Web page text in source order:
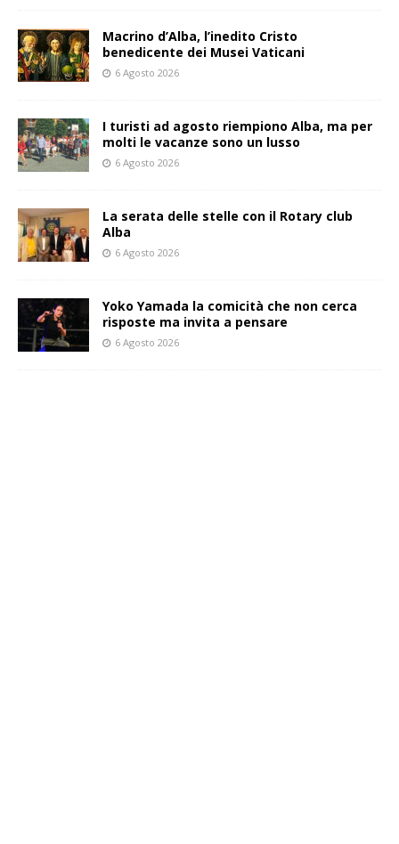
Macrino d’Alba, l’inedito Cristo
benedicente dei Musei Vaticani
6 Agosto 2026
I turisti ad agosto riempiono Alba, ma per
molti le vacanze sono un lusso
6 Agosto 2026
La serata delle stelle con il Rotary club
Alba
6 Agosto 2026
Yoko Yamada la comicità che non cerca
risposte ma invita a pensare
6 Agosto 2026